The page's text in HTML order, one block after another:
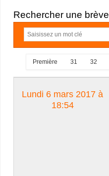
Rechercher une brève
Première 31 32
Lundi 6 mars 2017 à
18:54